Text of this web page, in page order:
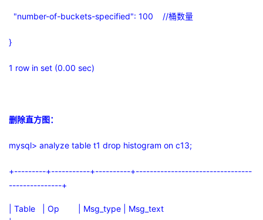
"number-of-buckets-specified": 100 //桶数量
}
1 row in set (0.00 sec)
删除直方图：
mysql> analyze table t1 drop histogram on c13;
+---------+-----------+----------+---------------------------------
---------------+
| Table | Op | Msg_type | Msg_text